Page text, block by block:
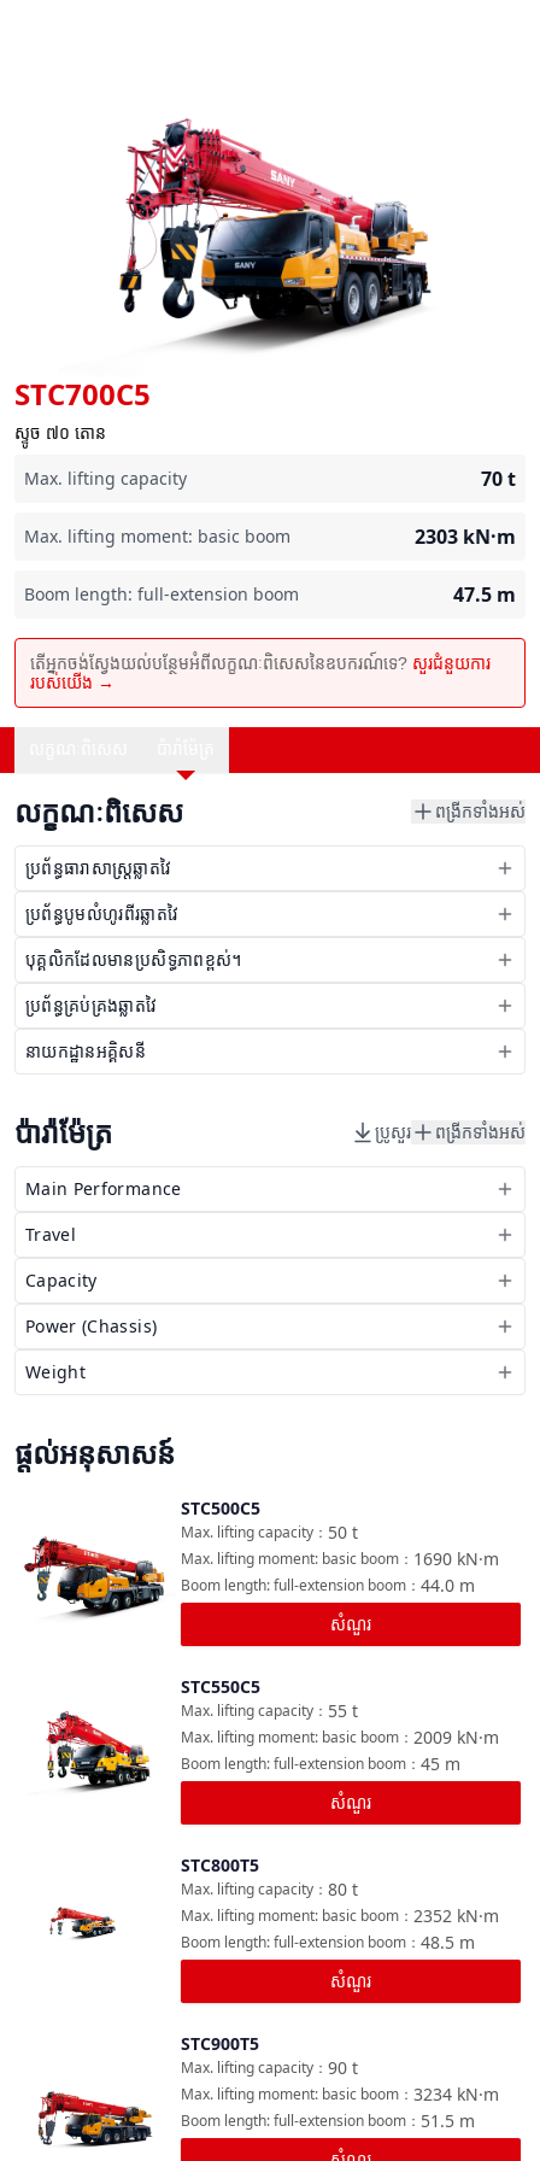
STC700C5
ស្ទូច ៧០ តោន
Max. lifting capacity
70t
Max. lifting moment: basic boom 2303 kN·m
Boom length: full-extension boom 47.5 m
តើអ្នកចង់ស្វែងយល់បន្ថែមអំពីលក្ខណៈពិសេសនៃឧបករណ៍ទេ? សួរជំនួយការ
របស់យើង →
លក្ខណៈពិសេស ពង្រីកទាំងអស់
ប្រព័ន្ធធារាសាស្រ្តឆ្លាតវៃ
ប្រព័ន្ធបូមលំហូរពីរឆ្លាតវៃ
បុគ្គលិកដែលមានប្រសិទ្ធភាពខ្ពស់។
ប្រព័ន្ធគ្រប់គ្រងឆ្លាតវៃ
នាយកដ្ឋានអគ្គិសនី
ប៉ារ៉ាម៉ែត្រ ប្រូសួរ ពង្រីកទាំងអស់
Main Performance
Travel
Capacity
Power (Chassis)
Weight
ផ្តល់អនុសាសន៍
STC500C5
50 t
Max. lifting capacity ：
1690 kN·m
Max. lifting moment: basic boom ：
44.0 m
Boom length: full-extension boom ：
សំណួរ
STC550C5
55 t
Max. lifting capacity ：
2009 kN·m
Max. lifting moment: basic boom ：
45 m
Boom length: full-extension boom ：
សំណួរ
STC800T5
80 t
Max. lifting capacity ：
2352 kN·m
Max. lifting moment: basic boom ：
48.5 m
Boom length: full-extension boom ：
សំណួរ
STC900T5
90 t
Max. lifting capacity ：
3234 kN·m
Max. lifting moment: basic boom ：
51.5 m
Boom length: full-extension boom ：